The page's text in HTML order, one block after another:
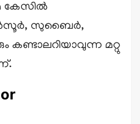
കേസിൽ
സുബൈര്‍,
കണ്ടാലറിയാവുന്ന മറ്റു